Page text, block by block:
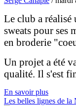
Le club a réalisé
sweats pour ses
en broderie
Un projet a été
qualité. Il s'est
En savoir plus
Les belles lignes de la